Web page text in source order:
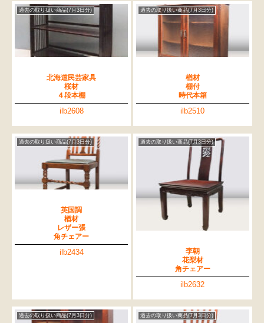
過去の取り扱い商品(7月3日分)
北海道民芸家具
桜材
４段本棚
ilb2608
過去の取り扱い商品(7月3日分)
楢材
棚付
時代本箱
ilb2510
過去の取り扱い商品(7月3日分)
英国調
楢材
レザー張
角チェアー
ilb2434
過去の取り扱い商品(7月3日分)
李朝
花梨材
角チェアー
ilb2632
過去の取り扱い商品(7月3日分) 過去の取り扱い商品(7月3日分)